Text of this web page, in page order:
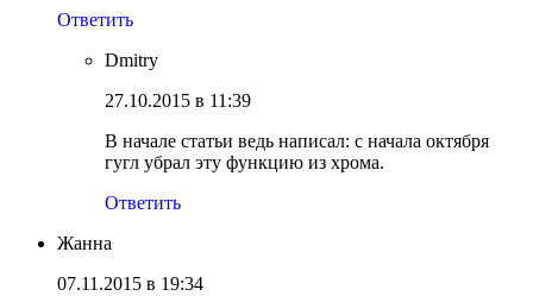
Ответить
Dmitry
27.10.2015 в 11:39
В начале статьи ведь написал: с начала октября
гугл убрал эту функцию из хрома.
Ответить
Жанна
07.11.2015 в 19:34